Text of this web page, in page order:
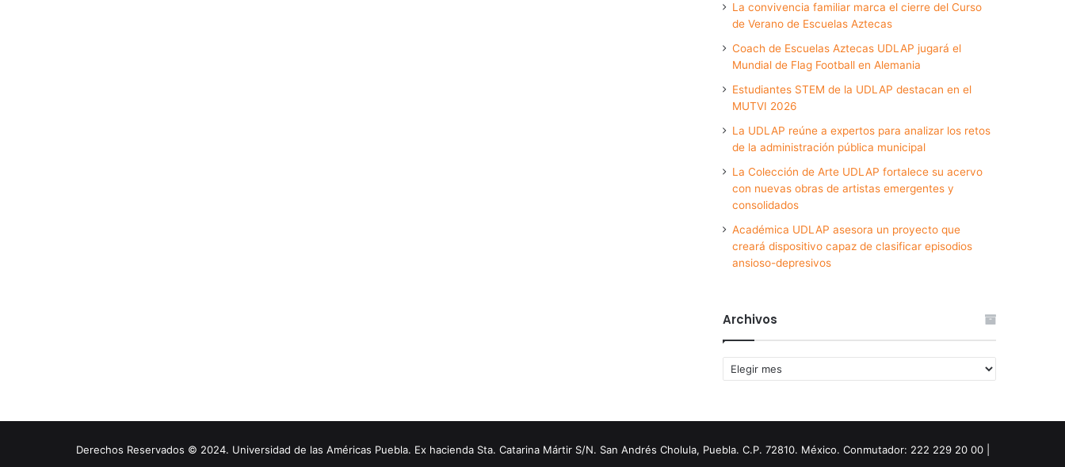
La convivencia familiar marca el cierre del Curso
de Verano de Escuelas Aztecas
Coach de Escuelas Aztecas UDLAP jugará el
Mundial de Flag Football en Alemania
Estudiantes STEM de la UDLAP destacan en el
MUTVI 2026
La UDLAP reúne a expertos para analizar los retos
de la administración pública municipal
La Colección de Arte UDLAP fortalece su acervo
con nuevas obras de artistas emergentes y
consolidados
Académica UDLAP asesora un proyecto que
creará dispositivo capaz de clasificar episodios
ansioso-depresivos
Archivos
Archivos
Derechos Reservados © 2024. Universidad de las Américas Puebla. Ex hacienda Sta. Catarina Mártir S/N. San Andrés Cholula, Puebla. C.P. 72810. México. Conmutador: 222 229 20 00 |